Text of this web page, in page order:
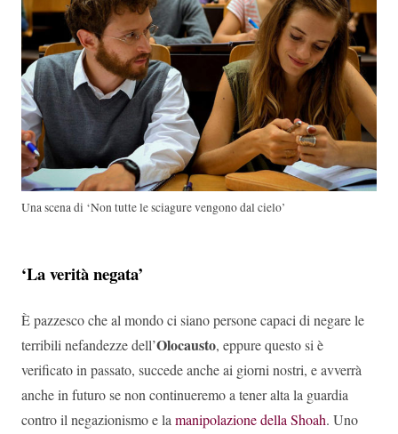
Una scena di ‘Non tutte le sciagure vengono dal cielo’
‘La verità negata’
È pazzesco che al mondo ci siano persone capaci di negare le
terribili nefandezze dell’Olocausto, eppure questo si è
verificato in passato, succede anche ai giorni nostri, e avverrà
anche in futuro se non continueremo a tener alta la guardia
contro il negazionismo e lamanipolazione della Shoah. Uno